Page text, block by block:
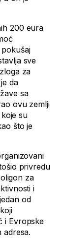
200 eura
sve
za
da
sa
ovu zemlji
su
što je
privredu
za
i
od
i Evropske
adresa.